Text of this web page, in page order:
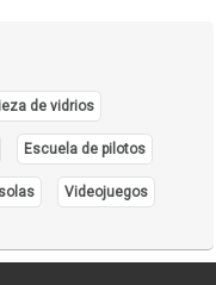
de vidrios
Escuela de pilotos
Videojuegos